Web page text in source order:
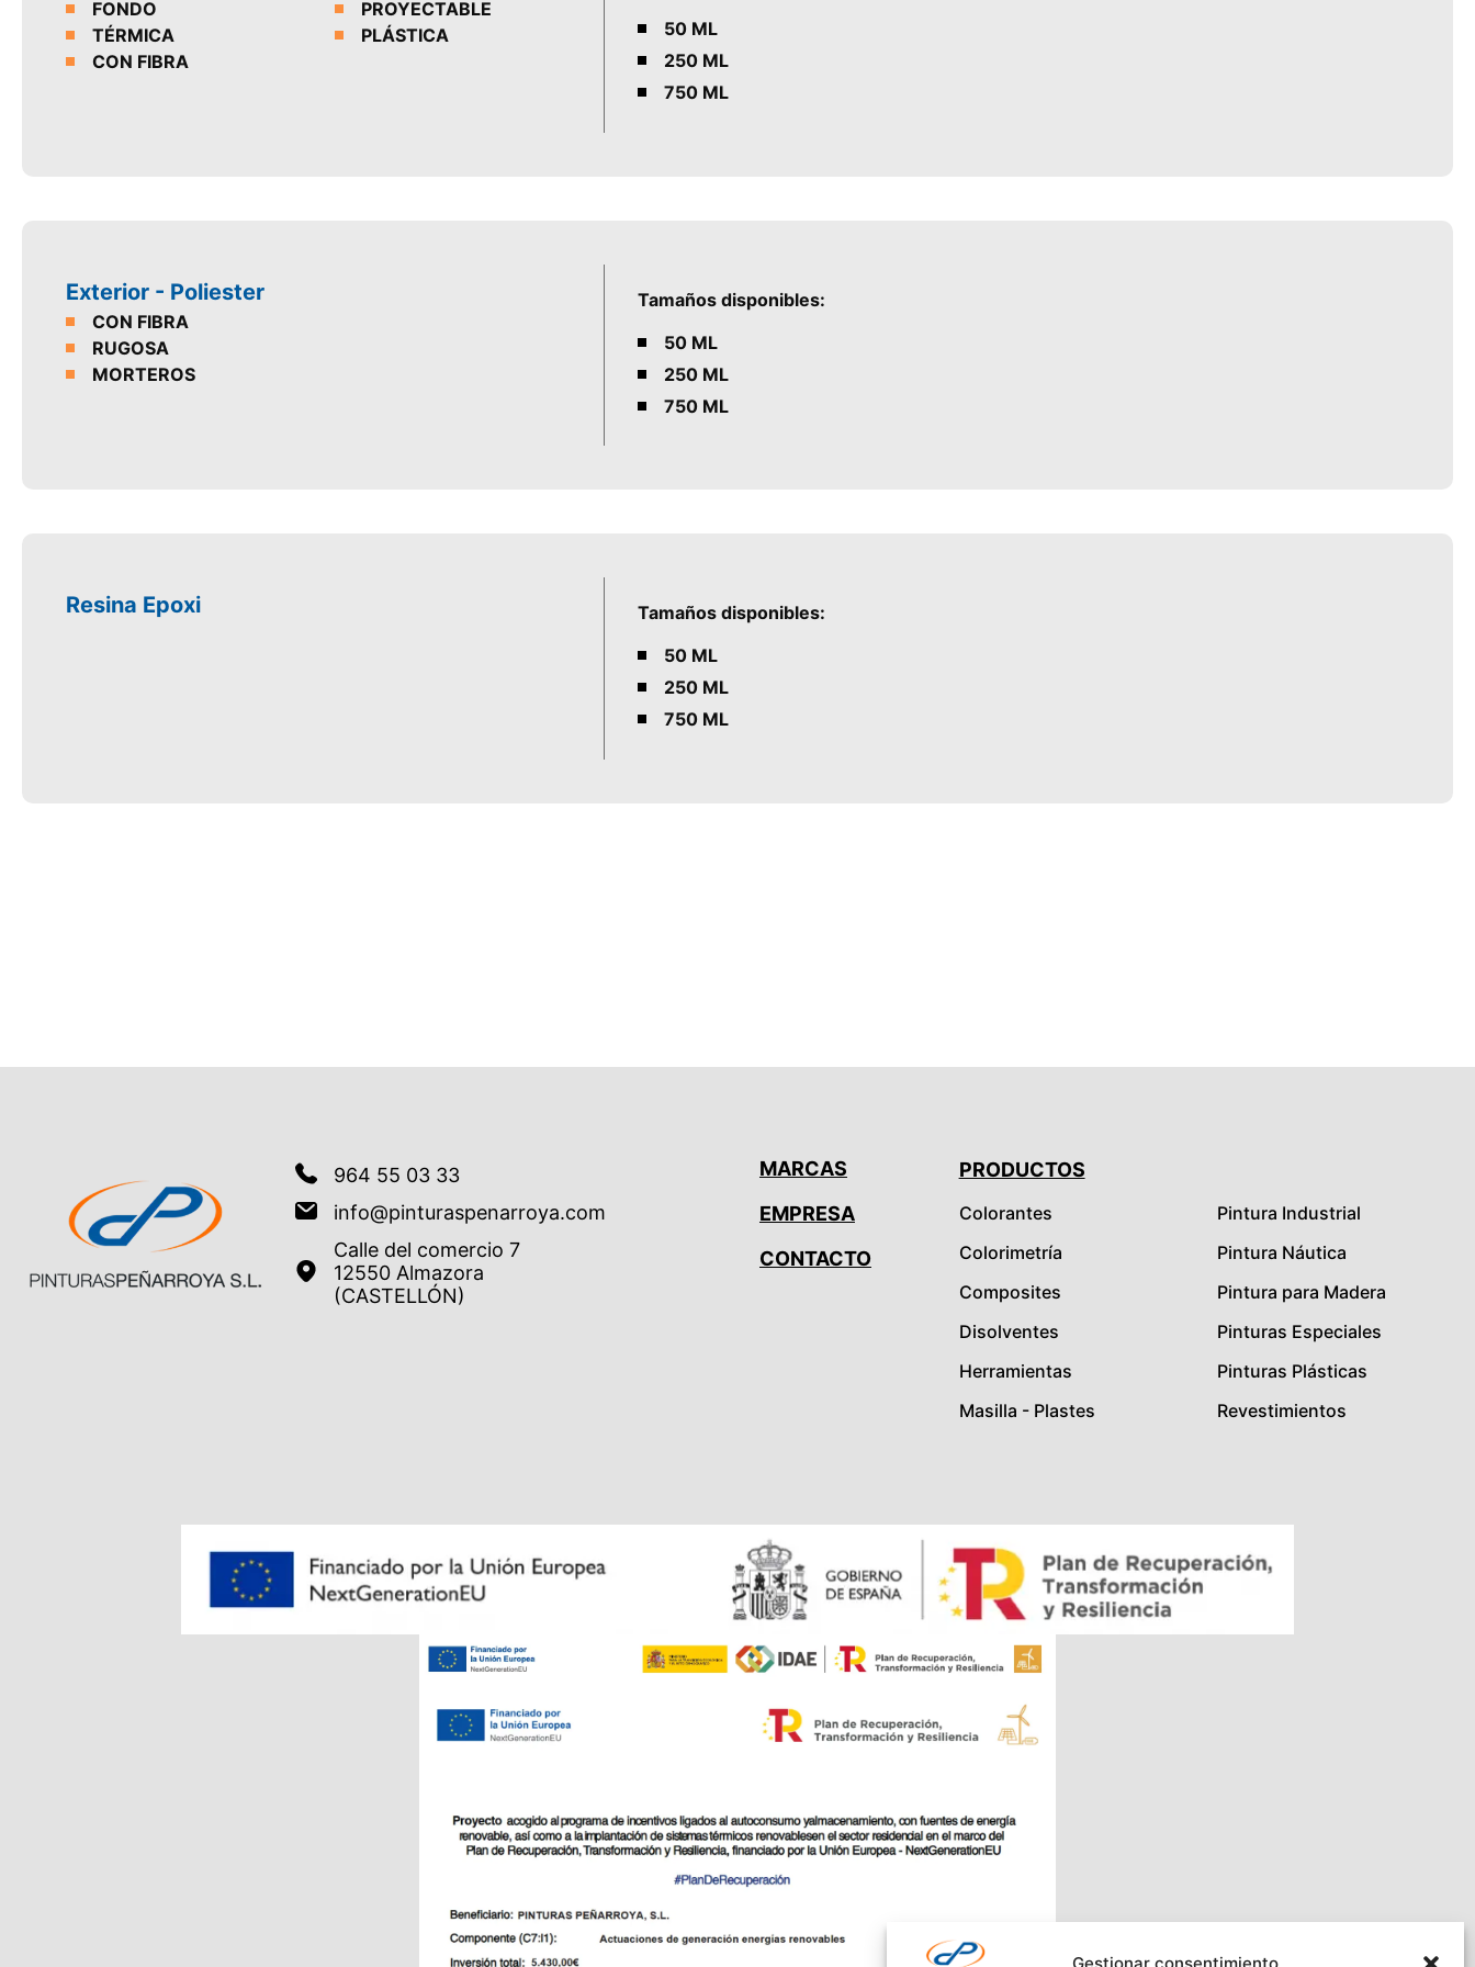
FONDO
TÉRMICA
CON FIBRA
PROYECTABLE
PLÁSTICA
50 ML
250 ML
750 ML
Exterior - Poliester
CON FIBRA
RUGOSA
MORTEROS
Tamaños disponibles:
50 ML
250 ML
750 ML
Resina Epoxi
Tamaños disponibles:
50 ML
250 ML
750 ML
964 55 03 33
info@pinturaspenarroya.com
Calle del comercio 7
12550 Almazora
(CASTELLÓN)
MARCAS
EMPRESA
CONTACTO
PRODUCTOS
Colorantes
Colorimetría
Composites
Disolventes
Herramientas
Masilla - Plastes
Pintura Industrial
Pintura Náutica
Pintura para Madera
Pinturas Especiales
Pinturas Plásticas
Revestimientos